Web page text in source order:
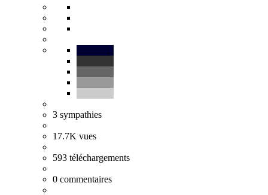
3 sympathies
17.7K vues
593 téléchargements
0 commentaires